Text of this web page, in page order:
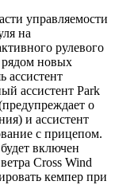
управляемости
на
рулевого
рядом новых
ассистент
ассистент Park
о
и ассистент
с прицепом.
включен
Cross Wind
кемпер при